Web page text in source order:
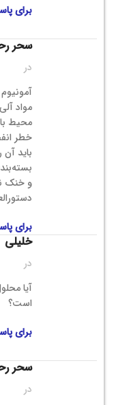
برای
سحر
در
مواد
محیط با
خطر
باید آن
و خنک
برای
خلیلی
در
آیا
است؟
برای
سحر
در